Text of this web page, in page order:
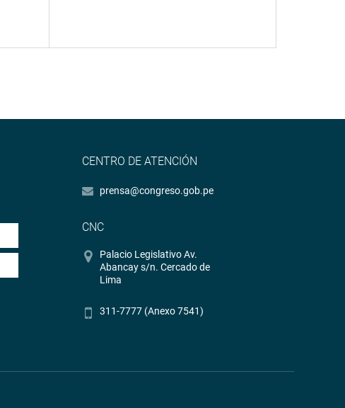
CENTRO DE ATENCIÓN
prensa@congreso.gob.pe
CNC
Palacio Legislativo Av.
Abancay s/n. Cercado de
Lima
311-7777 (Anexo 7541)